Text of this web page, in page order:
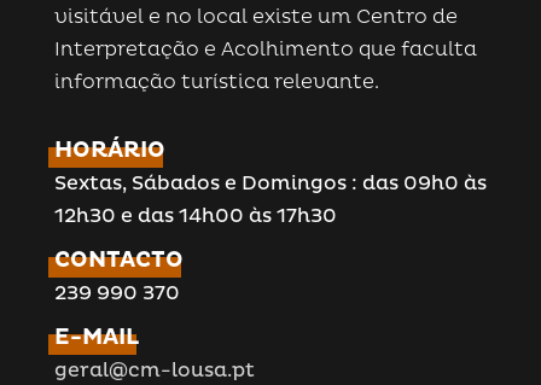
visitável e no local existe um Centro de
Interpretação e Acolhimento que faculta
informação turística relevante.
HORÁRIO
Sextas, Sábados e Domingos : das 09h0 às
12h30 e das 14h00 às 17h30
CONTACTO
239 990 370
E-MAIL
geral@cm-lousa.pt